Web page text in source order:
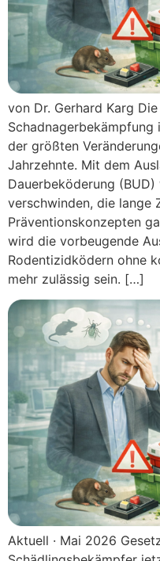
von Dr. Gerhard Karg
der größten
Jahrzehnte. Mit dem
Dauerbeköderung
verschwinden, die lange
Präventionskonzepten
wird die vorbeugende
Rodentizidködern ohne
mehr zulässig sein. […]
Aktuell · Mai 2026